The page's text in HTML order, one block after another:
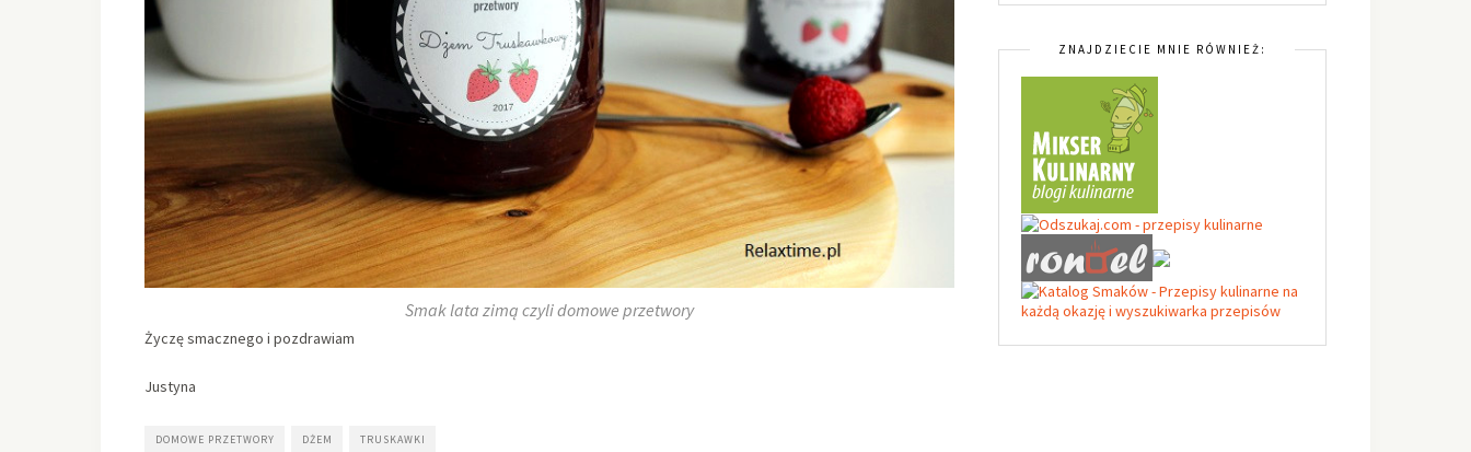
Smak lata zimą czyli domowe przetwory
Życzę smacznego i pozdrawiam
Justyna
DOMOWE PRZETWORY DŻEM TRUSKAWKI
ZNAJDZIECIE MNIE RÓWNIEŻ: